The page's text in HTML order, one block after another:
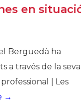
en
Berguedà ha
a través de la seva
| Les
→